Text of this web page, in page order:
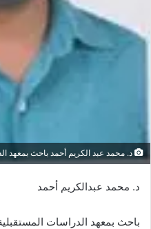
د. محمد عبد الكريم أحمد باحث بمعهد
د. محمد عبدالكريم أحمد
باحث بمعهد الدراسات